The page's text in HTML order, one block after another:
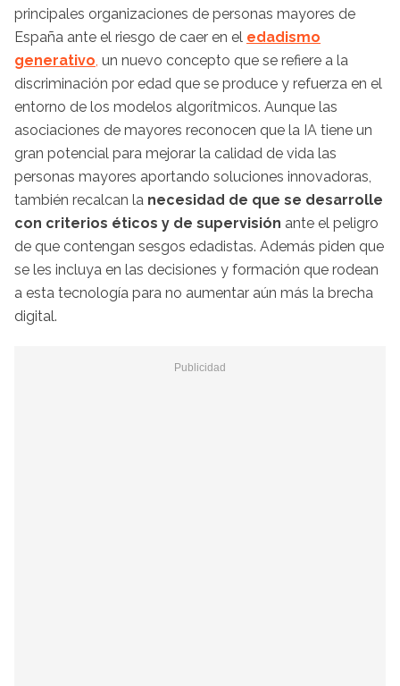
principales organizaciones de personas mayores de
España ante el riesgo de caer en el edadismo
generativo, un nuevo concepto que se refiere a la
discriminación por edad que se produce y refuerza en el
entorno de los modelos algorítmicos. Aunque las
asociaciones de mayores reconocen que la IA tiene un
gran potencial para mejorar la calidad de vida las
personas mayores aportando soluciones innovadoras,
también recalcan la necesidad de que se desarrolle
con criterios éticos y de supervisión ante el peligro
de que contengan sesgos edadistas. Además piden que
se les incluya en las decisiones y formación que rodean
a esta tecnología para no aumentar aún más la brecha
digital.